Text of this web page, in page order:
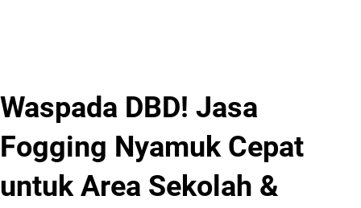
Waspada DBD! Jasa
Fogging Nyamuk Cepat
untuk Area Sekolah &